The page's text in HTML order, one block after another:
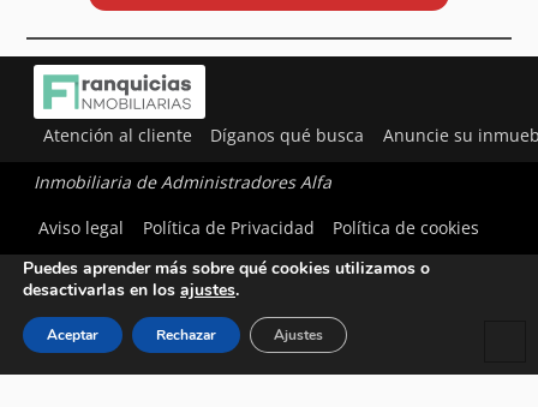
Atención al cliente Díganos qué busca Anuncie su
Inmobiliaria de Administradores Alfa
Aviso legal
Política de Privacidad Política de cookies
Utilizamos cookies para ofrecerte la mejor experiencia en
Puedes aprender más sobre qué cookies utilizamos o
desactivarlas en los ajustes.
Aceptar Rechazar Ajustes